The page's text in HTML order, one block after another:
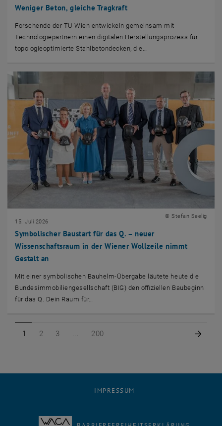
Weniger Beton, gleiche Tragkraft
Forschende der TU Wien entwickeln gemeinsam mit
Technologiepartnern einen digitalen Herstellungsprozess für
topologieoptimierte Stahlbetondecken, die…
Symbolischer Baustart für das Q. – neuer
Wissenschaftsraum in der Wiener Wollzeile nimmt
Gestalt an
15. Juli 2026
© Stefan Seelig
Mit einer symbolischen Bauhelm-Übergabe läutete heute die
Bundesimmobiliengesellschaft (BIG) den offiziellen Baubeginn
für das Q. Dein Raum für…
Seite 1 von 200
1 Seite 2 von 200
2 Seite 3 von 200
3 Seite 200 von 200
200
IMPRESSUM